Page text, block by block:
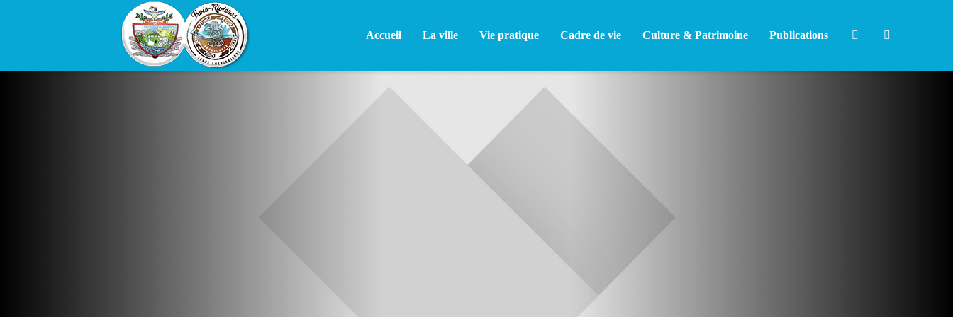
Accueil La ville Vie pratique Cadre de vie Culture & Patrimoine Publications